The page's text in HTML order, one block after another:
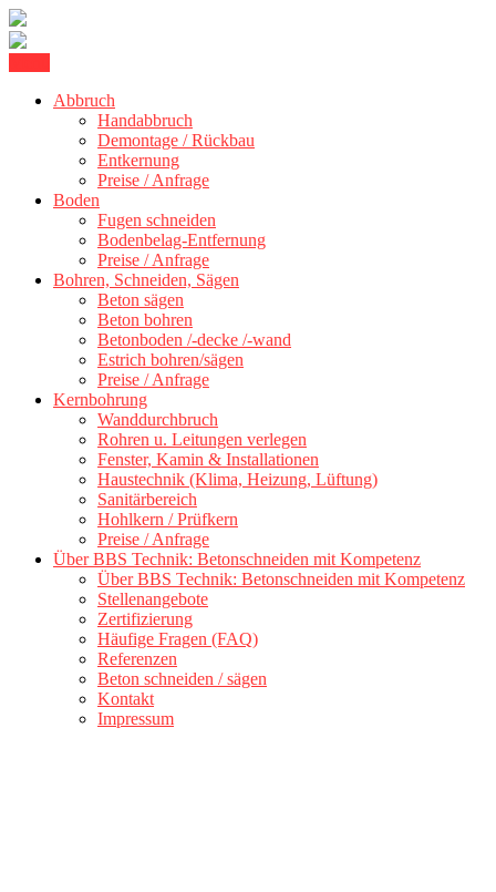
content
BBS Technik GmbH
300 kmAbbruch
Handabbruch
Demontage / Rückbau
Entkernung
Preise / Anfrage
Boden
Fugen schneiden
Bodenbelag-Entfernung
Preise / Anfrage
Bohren, Schneiden, Sägen
Beton sägen
Beton bohren
Betonboden /-decke /-wand
Estrich bohren/sägen
Preise / Anfrage
Kernbohrung
Wanddurchbruch
Rohren u. Leitungen verlegen
Fenster, Kamin & Installationen
Haustechnik (Klima, Heizung, Lüftung)
Sanitärbereich
Hohlkern / Prüfkern
Preise / Anfrage
Über BBS Technik: Betonschneiden mit Kompetenz
Über BBS Technik: Betonschneiden mit Kompetenz
Stellenangebote
Zertifizierung
Häufige Fragen (FAQ)
Referenzen
Beton schneiden / sägen
Kontakt
Impressum